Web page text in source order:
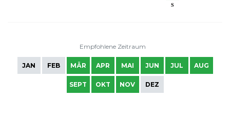
S
Empfohlene Zeitraum
JAN FEB MÄR APR MAI JUN JUL AUG
SEPT OKT NOV DEZ